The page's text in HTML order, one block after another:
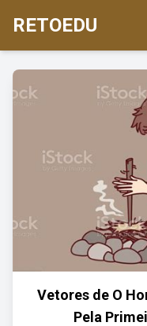
RETOEDU
Vetores de O
Pela